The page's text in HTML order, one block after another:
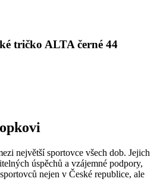
tričko ALTA černé 44
největší sportovce všech dob. Jejich
úspěchů a vzájemné podpory,
nejen v České republice, ale